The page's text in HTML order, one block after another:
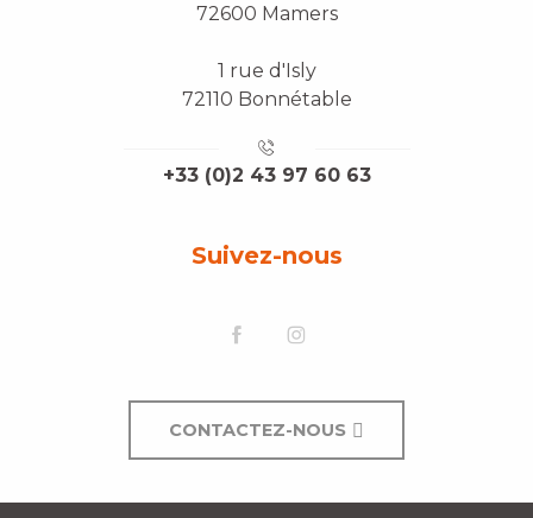
72600 Mamers
1 rue d'Isly
72110 Bonnétable
+33 (0)2 43 97 60 63
Suivez-nous
CONTACTEZ-NOUS